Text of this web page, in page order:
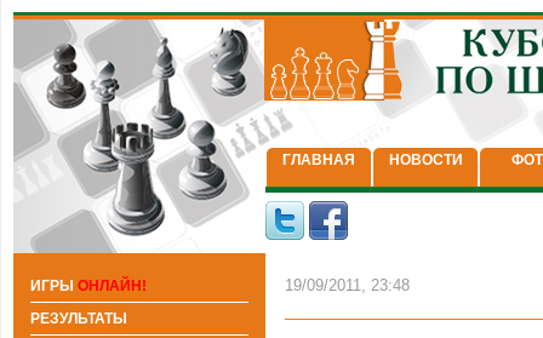
ГЛАВНАЯ НОВОСТИ
19/09/2011, 23:48
ИГРЫ ОНЛАЙН!
РЕЗУЛЬТАТЫ